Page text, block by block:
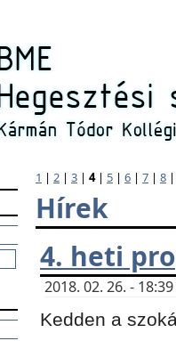
1 | 2 | 3 | 4| 5 | 6 | 7 | 8
Hírek
4. heti
2018. 02. 26. -
Kedden a